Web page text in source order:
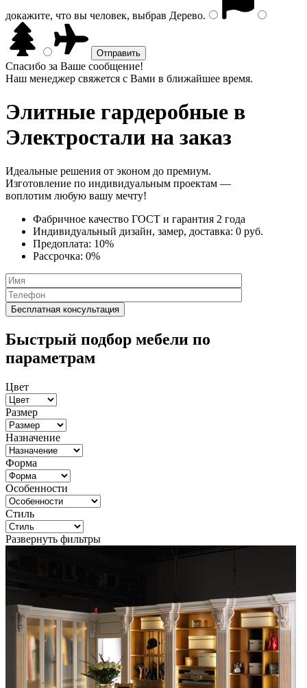
докажите, что вы человек, выбрав Дерево.
Спасибо за Ваше сообщение!
Наш менеджер свяжется с Вами в ближайшее время.
Элитные гардеробные в
Электростали на заказ
Идеальные решения от эконом до премиум.
Изготовление по индивидуальным проектам —
воплотим любую вашу мечту!
Фабричное качество ГОСТ и гарантия 2 года
Индивидуальный дизайн, замер, доставка: 0 руб.
Предоплата: 10%
Рассрочка: 0%
Быстрый подбор мебели по
параметрам
Цвет
Размер
Назначение
Форма
Особенности
Стиль
Развернуть фильтры